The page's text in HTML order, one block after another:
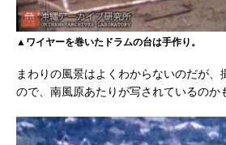
▲ワイヤーを巻いたドラムの台は手作り。
まわりの風景はよくわからないのだが、
ので、南風原あたりが写されているのか